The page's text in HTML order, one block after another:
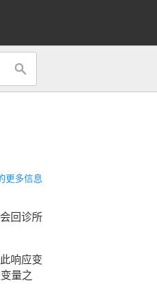
更多信息
回诊所
响应变
量之